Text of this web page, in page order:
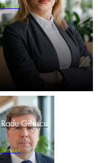
Partner
Radu Gilescu
Partner